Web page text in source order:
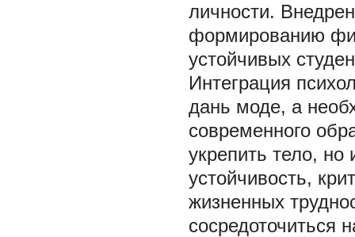
личности.
формированию
устойчивых
Интеграция
дань моде, а
современного
укрепить тело,
устойчивость,
жизненных
сосредоточиться